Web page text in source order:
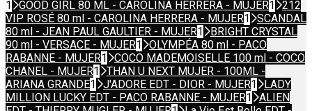
1
GOOD GIRL 80 ML - CAROLINA HERRERA - MUJER1
212
VIP ROSÉ 80 ml - CAROLINA HERRERA - MUJER1
SCANDAL
80 ml - JEAN PAUL GAULTIER - MUJER1
BRIGHT CRYSTAL
90 ml - VERSACE - MUJER1
OLYMPÉA 80 ml - PACO
RABANNE - MUJER1
COCO MADEMOISELLE 100 ml - COCO
CHANEL - MUJER1
THAN U NEXT MUJER - 100ML -
ARIANA GRANDE1 J'ADORE EDT - DIOR - MUJER1
LADY
MILLION LUCKY EDT - PACO RABANNE - MUJER1
ALIEN